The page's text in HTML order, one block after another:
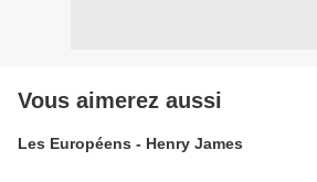
Vous aimerez aussi
Les Européens - Henry James